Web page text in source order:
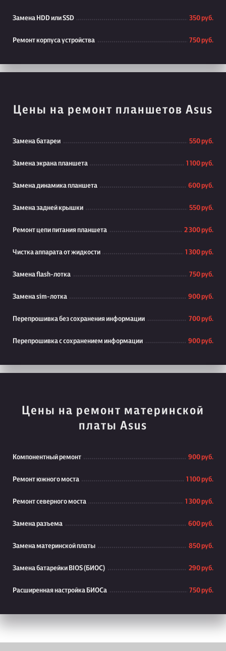
Замена HDD или SSD 350 руб.
Ремонт корпуса устройства 750 руб.
Цены на ремонт планшетов Asus
Замена батареи 550 руб.
Замена экрана планшета 1 100 руб.
Замена динамика планшета 600 руб.
Замена задней крышки 550 руб.
Ремонт цепи питания планшета 2 300 руб.
Чистка аппарата от жидкости 1 300 руб.
Замена flash-лотка 750 руб.
Замена sim-лотка 900 руб.
Перепрошивка без сохранения информации 700 руб.
Перепрошивка с сохранением информации 900 руб.
Цены на ремонт материнской
платы Asus
Компонентный ремонт 900 руб.
Ремонт южного моста 1 100 руб.
Ремонт северного моста 1 300 руб.
Замена разъема 600 руб.
Замена материнской платы 850 руб.
Замена батарейки BIOS (БИОС) 290 руб.
Расширенная настройка БИОСа 750 руб.